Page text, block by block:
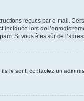
reçues par e-mail.
lors de
Si vous êtes sûr de
le sont, contactez un